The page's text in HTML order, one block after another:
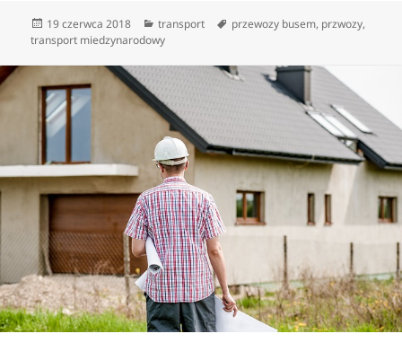
Data
publikacji
19 czerwca 2018 Kategorie
transport Tagi
przewozy busem, przwozy,
transport miedzynarodowy